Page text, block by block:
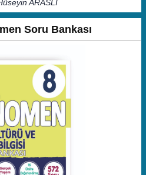
ARASLI
Soru Bankası